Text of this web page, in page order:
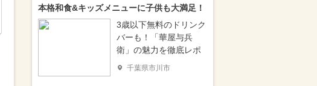
本格和食&キッズメニューに子供も大満足！
3歳以下無料のドリンク
バーも！「華屋与兵
衛」の魅力を徹底レポ
千葉県市川市